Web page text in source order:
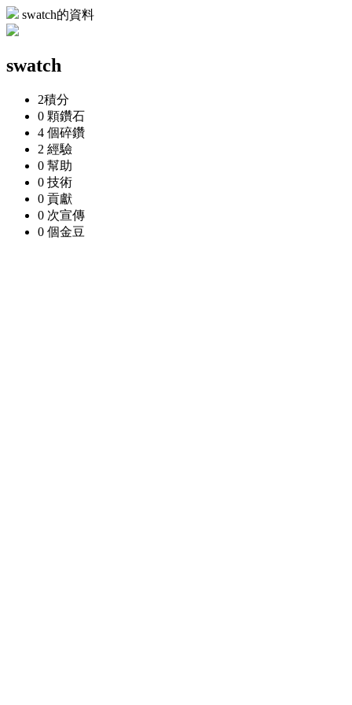
swatch的資料
swatch
2積分
0 顆鑽石
4 個碎鑽
2 經驗
0 幫助
0 技術
0 貢獻
0 次宣傳
0 個金豆